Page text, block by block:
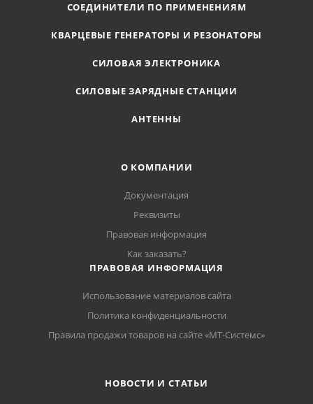
СОЕДИНИТЕЛИ ПО ПРИМЕНЕНИЯМ
КВАРЦЕВЫЕ ГЕНЕРАТОРЫ И РЕЗОНАТОРЫ
СИЛОВАЯ ЭЛЕКТРОНИКА
СИЛОВЫЕ ЗАРЯДНЫЕ СТАНЦИИ
АНТЕННЫ
О КОМПАНИИ
Документация
Реквизиты
Правовая информация
Как заказать?
ПРАВОВАЯ ИНФОРМАЦИЯ
Использование материалов сайта
Политика конфиденциальности
Правила продажи товаров на сайте «МТ-Системс»
НОВОСТИ И СТАТЬИ